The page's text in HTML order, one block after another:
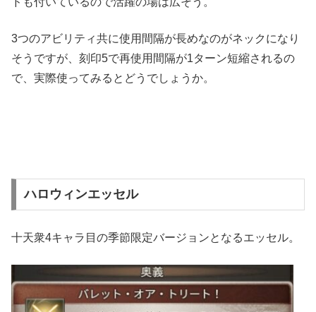
3つのアビリティ共に使用間隔が長めなのがネックになり
そうですが、刻印5で再使用間隔が1ターン短縮されるの
で、実際使ってみるとどうでしょうか。
ハロウィンエッセル
十天衆4キャラ目の季節限定バージョンとなるエッセル。